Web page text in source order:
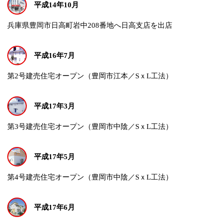
平成14年10月
兵庫県豊岡市日高町岩中208番地へ日高支店を出店
平成16年7月
第2号建売住宅オープン（豊岡市江本／SｘL工法）
平成17年3月
第3号建売住宅オープン（豊岡市中陰／SｘL工法）
平成17年5月
第4号建売住宅オープン（豊岡市中陰／SｘL工法）
平成17年6月